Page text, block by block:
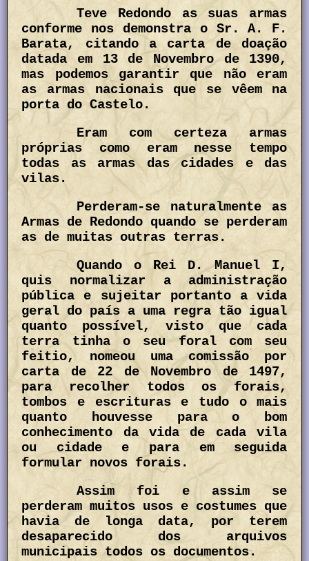
Teve Redondo as suas armas
conforme nos demonstra o Sr. A. F.
Barata, citando a carta de doação
datada em 13 de Novembro de 1390,
mas podemos garantir que não eram
as armas nacionais que se vêem na
porta do Castelo.
Eram com certeza armas
próprias como eram nesse tempo
todas as armas das cidades e das
vilas.
Perderam-se naturalmente as
Armas de Redondo quando se perderam
as de muitas outras terras.
Quando o Rei D. Manuel I,
quis normalizar a administração
pública e sujeitar portanto a vida
geral do país a uma regra tão igual
quanto possível, visto que cada
terra tinha o seu foral com seu
feitio, nomeou uma comissão por
carta de 22 de Novembro de 1497,
para recolher todos os forais,
tombos e escrituras e tudo o mais
quanto houvesse para o bom
conhecimento da vida de cada vila
ou cidade e para em seguida
formular novos forais.
Assim foi e assim se
perderam muitos usos e costumes que
havia de longa data, por terem
desaparecido dos arquivos
municipais todos os documentos.